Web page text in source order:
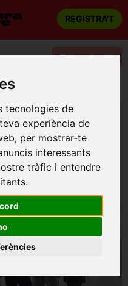
tecnologies de
experiència de
per mostrar-te
interessants
tràfic i entendre
REGISTRA'T
Categories
Els malvats